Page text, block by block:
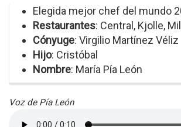
Elegida mejor chef del mundo
Restaurantes: Central, Kjolle,
Cónyuge: Virgilio Martínez Véliz
Hijo: Cristóbal
Nombre: María Pía León
Voz de Pía León